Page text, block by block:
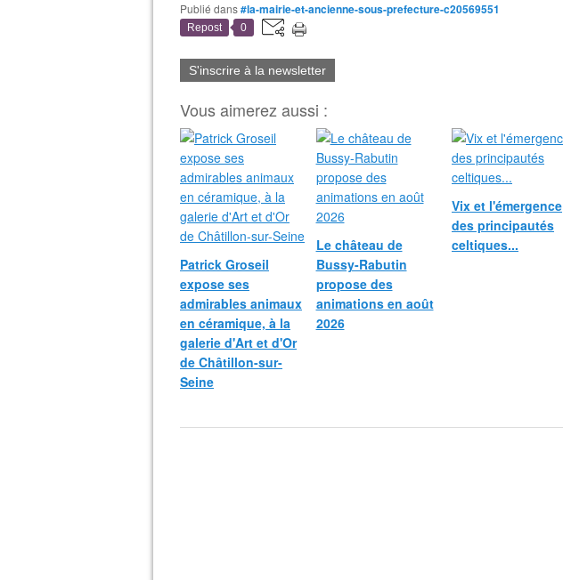
Publié dans#la-mairie-et-ancienne-sous-prefecture-c20569551
Repost 0
S'inscrire à la newsletter
Vous aimerez aussi :
Patrick Groseil
expose ses
admirables animaux
en céramique, à la
galerie d'Art et d'Or
de Châtillon-sur-
Seine
Le château de
Bussy-Rabutin
propose des
animations en août
2026
Vix et l'émergence
des principautés
celtiques...